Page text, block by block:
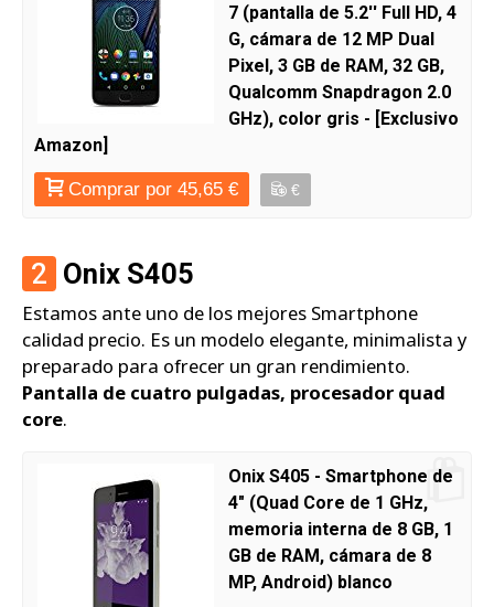
7 (pantalla de 5.2'' Full HD, 4
G, cámara de 12 MP Dual
Pixel, 3 GB de RAM, 32 GB,
Qualcomm Snapdragon 2.0
GHz), color gris - [Exclusivo
Amazon]
Comprar por 45,65 € €
2 Onix S405
Estamos ante uno de los mejores Smartphone
calidad precio. Es un modelo elegante, minimalista y
preparado para ofrecer un gran rendimiento.
Pantalla de cuatro pulgadas, procesador quad
core.
Onix S405 - Smartphone de
4" (Quad Core de 1 GHz,
memoria interna de 8 GB, 1
GB de RAM, cámara de 8
MP, Android) blanco